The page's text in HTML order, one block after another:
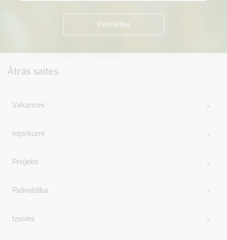
Ātrās saites
Vakances
Iepirkumi
Projekti
Pašvaldība
Izsoles